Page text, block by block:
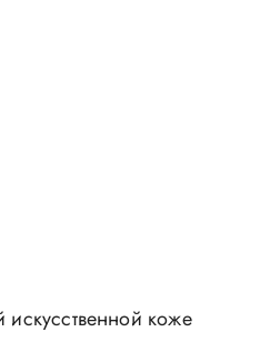
искусственной коже